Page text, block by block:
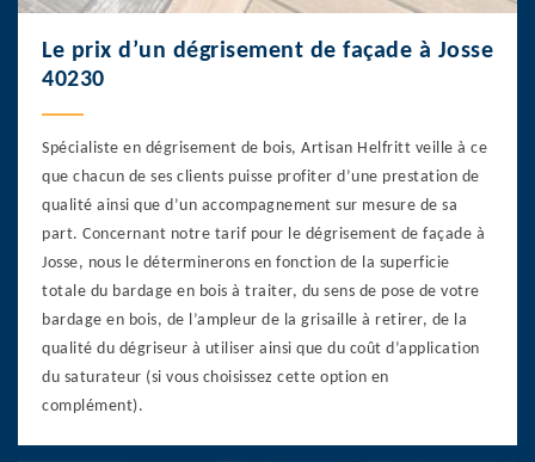
Le prix d’un dégrisement de façade à Josse
40230
Spécialiste en dégrisement de bois, Artisan Helfritt veille à ce
que chacun de ses clients puisse profiter d’une prestation de
qualité ainsi que d’un accompagnement sur mesure de sa
part. Concernant notre tarif pour le dégrisement de façade à
Josse, nous le déterminerons en fonction de la superficie
totale du bardage en bois à traiter, du sens de pose de votre
bardage en bois, de l’ampleur de la grisaille à retirer, de la
qualité du dégriseur à utiliser ainsi que du coût d’application
du saturateur (si vous choisissez cette option en
complément).